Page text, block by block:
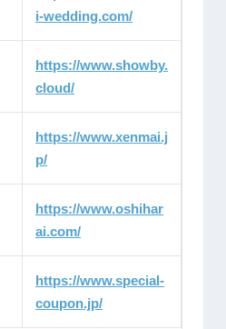
i-wedding.com/
https://www.showby.
cloud/
https://www.xenmai.j
p/
https://www.oshihar
ai.com/
https://www.special-
coupon.jp/